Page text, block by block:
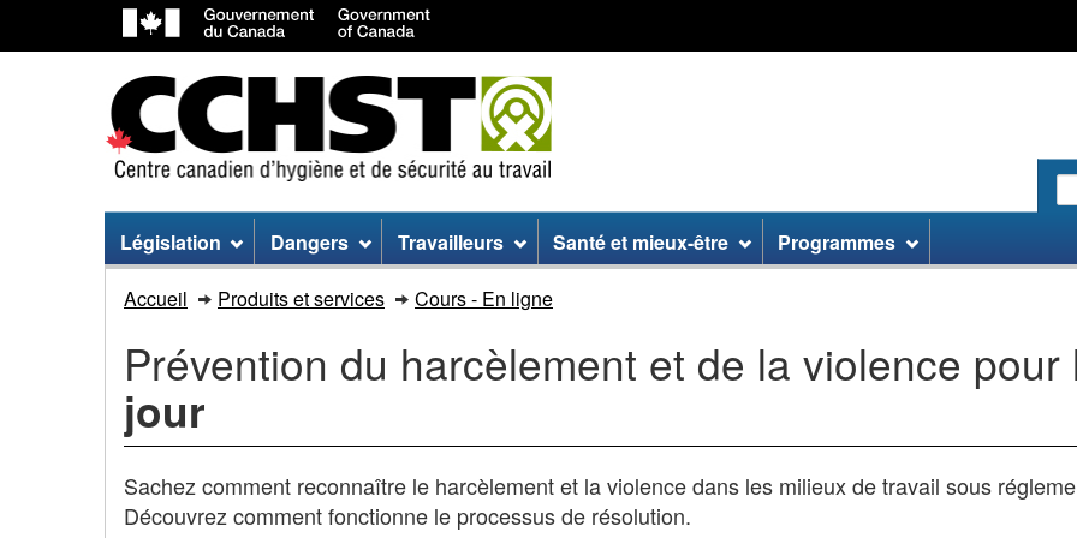
au
aux
à
le
Menu
du
site
Législation Dangers Travailleurs Santé et mieux-être Programmes
Prévention
harcèlement
Accueil Produits et services Cours - En ligne
Prévention du harcèlement et de la violence pour
jour
Sachez comment reconnaître le harcèlement et la violence dans les milieux de travail sous
Découvrez comment fonctionne le processus de résolution.